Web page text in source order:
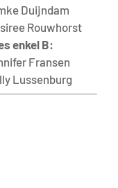
Duijndam
Rouwhorst
enkel B:
Fransen
Lussenburg